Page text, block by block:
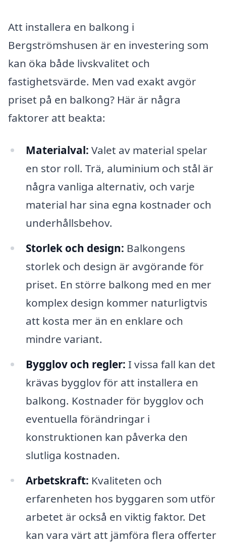
Att installera en balkong i
Bergströmshusen är en investering som
kan öka både livskvalitet och
fastighetsvärde. Men vad exakt avgör
priset på en balkong? Här är några
faktorer att beakta:
Materialval: Valet av material spelar
en stor roll. Trä, aluminium och stål är
några vanliga alternativ, och varje
material har sina egna kostnader och
underhållsbehov.
Storlek och design: Balkongens
storlek och design är avgörande för
priset. En större balkong med en mer
komplex design kommer naturligtvis
att kosta mer än en enklare och
mindre variant.
Bygglov och regler: I vissa fall kan det
krävas bygglov för att installera en
balkong. Kostnader för bygglov och
eventuella förändringar i
konstruktionen kan påverka den
slutliga kostnaden.
Arbetskraft: Kvaliteten och
erfarenheten hos byggaren som utför
arbetet är också en viktig faktor. Det
kan vara värt att jämföra flera offerter